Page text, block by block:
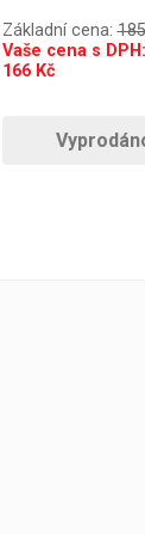
Základní cena:
Vaše cena s DPH:
166Kč